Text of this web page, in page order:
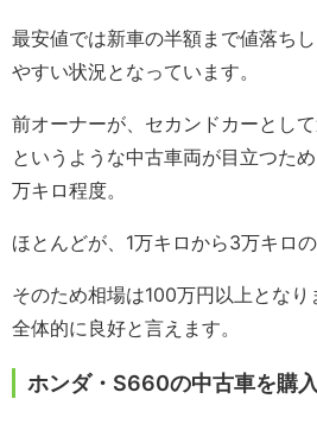
最安値では新車の半額まで値落ち
やすい状況となっています。
前オーナーが、セカンドカーとし
というような中古車両が目立つた
万キロ程度。
ほとんどが、1万キロから3万キロ
そのため相場は100万円以上とな
全体的に良好と言えます。
ホンダ・S660の中古車を購